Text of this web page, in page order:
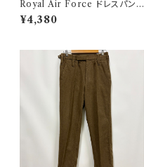
Royal Air Force ドレスパンツ
イギリス軍 スラックス ミリタリ
ーパンツ 8
¥4,380